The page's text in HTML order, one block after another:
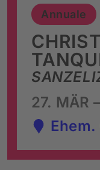
Annuale
27. MÄR